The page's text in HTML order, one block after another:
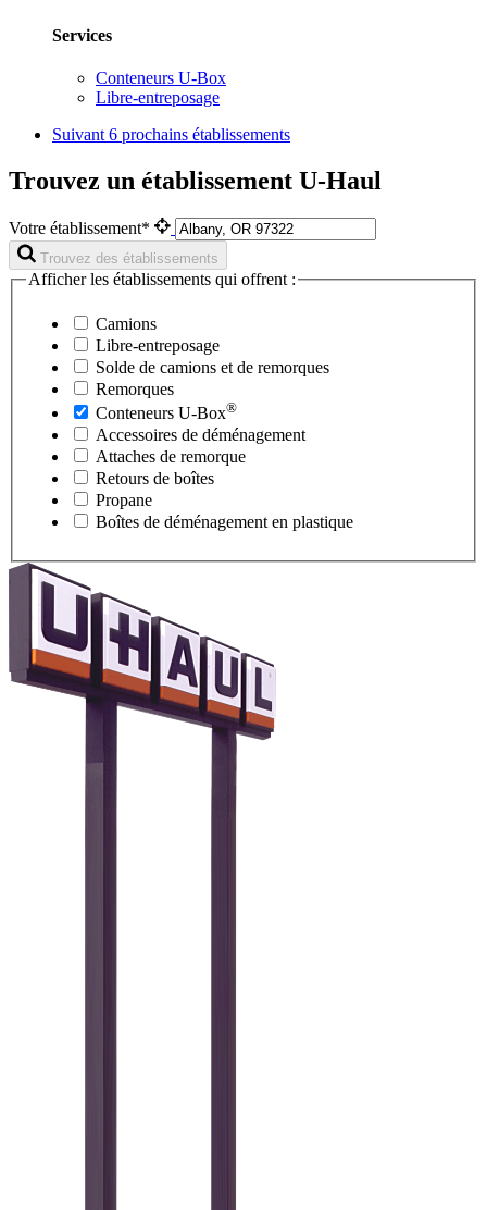
Services
Conteneurs U-Box
Libre-entreposage
Suivant 6 prochains établissements
Trouvez un établissement U-Haul
Votre établissement*
Trouvez des établissements
Afficher les établissements qui offrent :
Camions
Libre-entreposage
Solde de camions et de remorques
Remorques
Conteneurs U-Box®
Accessoires de déménagement
Attaches de remorque
Retours de boîtes
Propane
Boîtes de déménagement en plastique